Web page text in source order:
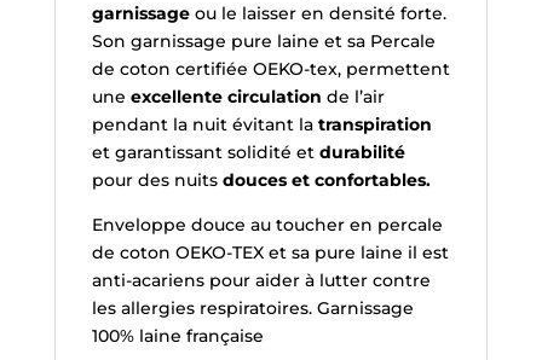
garnissageou le laisser en densité forte.
Son garnissage pure laine et sa Percale
de coton certifiée OEKO-tex, permettent
une excellente circulation de l’air
pendant la nuit évitant la transpiration
et garantissant solidité etdurabilité
pour des nuits douces et confortables.
Enveloppe douce au toucher en percale
de coton OEKO-TEX et sa pure laine il est
anti-acariens pour aider à lutter contre
les allergies respiratoires. Garnissage
100% laine française